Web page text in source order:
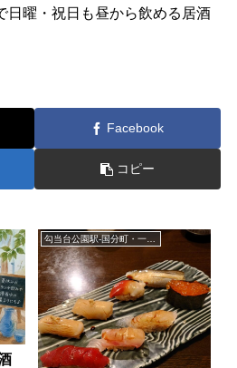
日曜・祝日も昼から飲める居酒
Facebook
コピー
勾当台公園駅-国分町・一番町・本町